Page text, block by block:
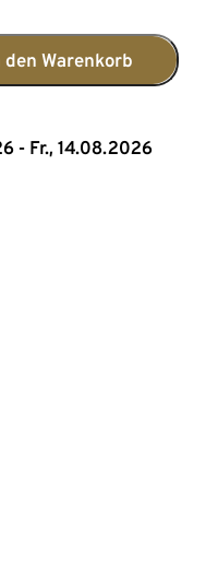
den Warenkorb
- Fr., 14.08.2026